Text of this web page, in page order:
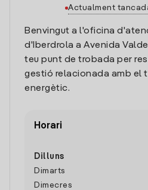
Actualment
Benvingut a l'oficina
d'Iberdrola a Avenida
teu punt de trobada per
gestió relacionada amb el
energètic.
Horari
Dilluns
Dimarts
Dimecres